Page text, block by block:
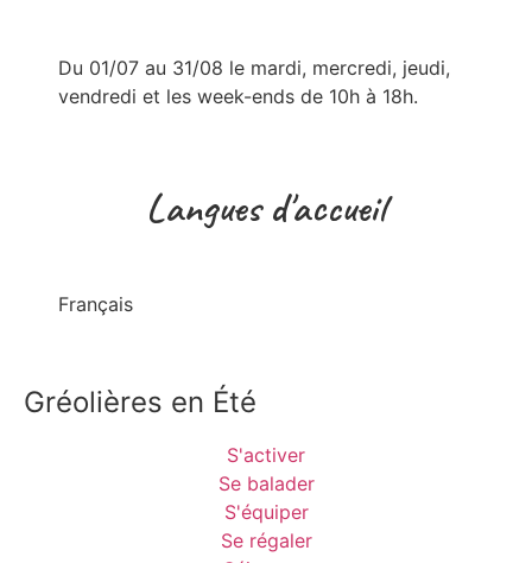
Du 01/07 au 31/08 le mardi, mercredi, jeudi,
vendredi et les week-ends de 10h à 18h.
Langues d'accueil
Français
Gréolières en Été
S'activer
Se balader
S'équiper
Se régaler